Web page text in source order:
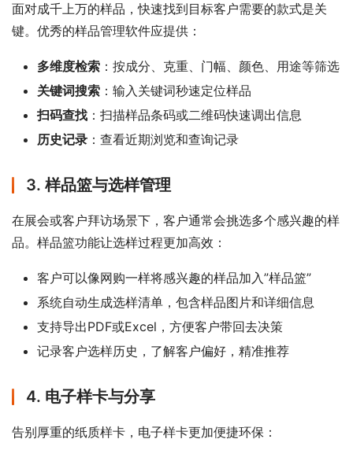
面对成千上万的样品，快速找到目标客户需要的款式是关
键。优秀的样品管理软件应提供：
多维度检索 ：按成分、克重、门幅、颜色、用途等筛选
关键词搜索 ：输入关键词秒速定位样品
扫码查找 ：扫描样品条码或二维码快速调出信息
历史记录 ：查看近期浏览和查询记录
3. 样品篮与选样管理
在展会或客户拜访场景下，客户通常会挑选多个感兴趣的样
品。样品篮功能让选样过程更加高效：
客户可以像网购一样将感兴趣的样品加入”样品篮”
系统自动生成选样清单，包含样品图片和详细信息
支持导出PDF或Excel，方便客户带回去决策
记录客户选样历史，了解客户偏好，精准推荐
4. 电子样卡与分享
告别厚重的纸质样卡，电子样卡更加便捷环保：